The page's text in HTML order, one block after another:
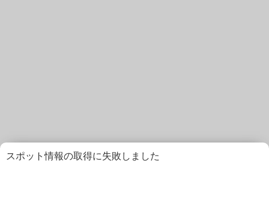
スポット情報の取得に失敗しました